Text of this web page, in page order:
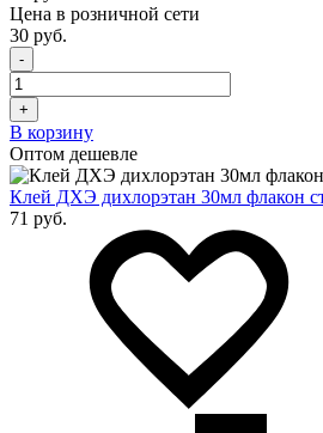
Цена в розничной сети
30 руб.
-
+
В корзину
Оптом дешевле
Клей ДХЭ дихлорэтан 30мл флакон
71 руб.